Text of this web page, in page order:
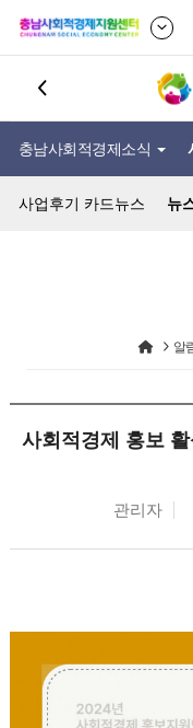
충남사회적경제소식
사업후기 카드뉴스 뉴
알
사회적경제 홍보
관리자